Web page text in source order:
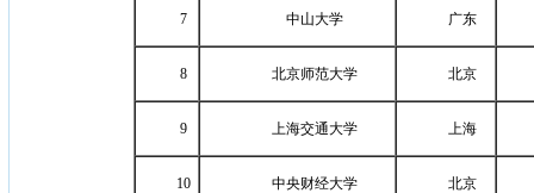
7 中山大学 广东
8 北京师范大学 北京
9 上海交通大学 上海
10 中央财经大学 北京